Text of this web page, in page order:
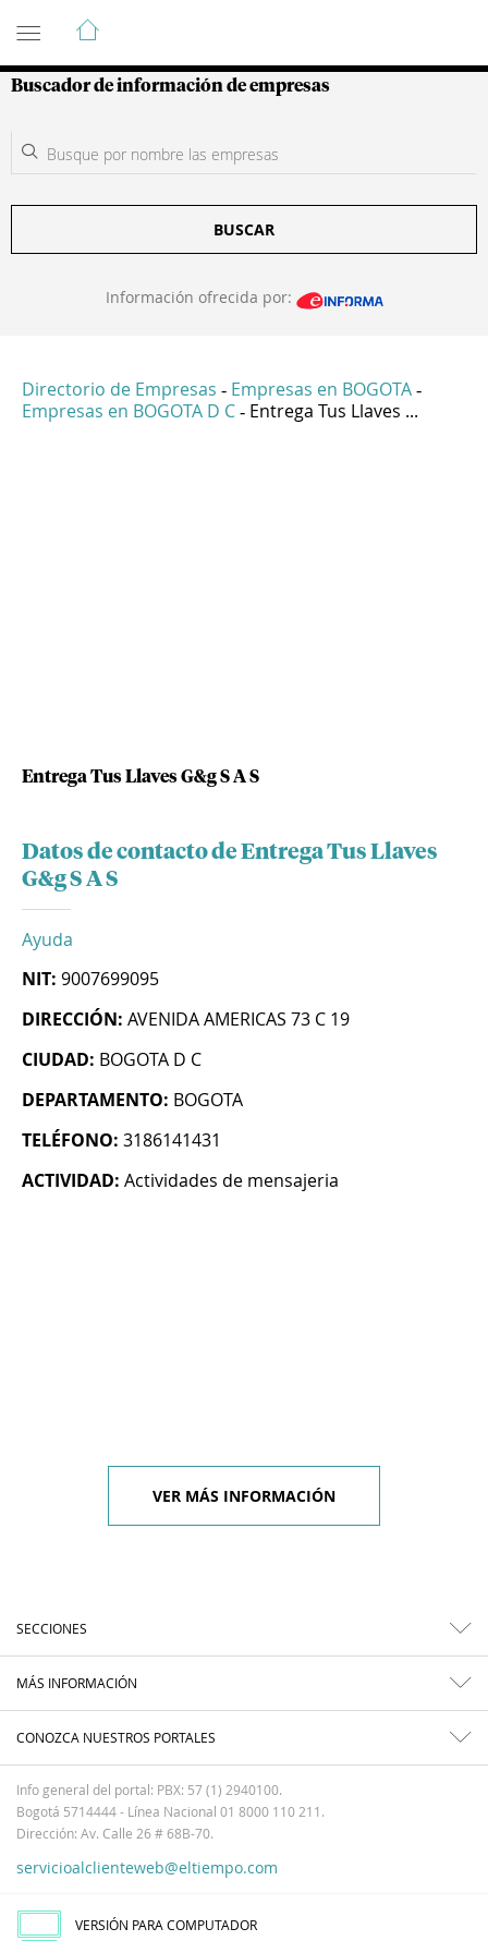
Guía de Empresas Colombianas
Buscador de información de empresas
BUSCAR
Información ofrecida por:
Directorio de Empresas - Empresas en BOGOTA -
Empresas en BOGOTA D C - Entrega Tus Llaves ...
Entrega Tus Llaves G&g S A S
Datos de contacto de Entrega Tus Llaves
G&g S A S
Ayuda
NIT: 9007699095
DIRECCIÓN: AVENIDA AMERICAS 73 C 19
CIUDAD: BOGOTA D C
DEPARTAMENTO: BOGOTA
TELÉFONO: 3186141431
ACTIVIDAD: Actividades de mensajeria
VER MÁS INFORMACIÓN
SECCIONES
MÁS INFORMACIÓN
CONOZCA NUESTROS PORTALES
Info general del portal: PBX: 57 (1) 2940100.
Bogotá 5714444 - Línea Nacional 01 8000 110 211.
Dirección: Av. Calle 26 # 68B-70.
servicioalclienteweb@eltiempo.com
VERSIÓN PARA COMPUTADOR